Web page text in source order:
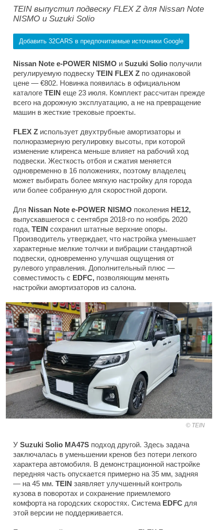
TEIN выпустил подвеску FLEX Z для Nissan Note
NISMO и Suzuki Solio
Добавить 32CARS в предпочитаемые источники Google
Nissan Note e-POWER NISMO и Suzuki Solio получили
регулируемую подвеску TEIN FLEX Z по одинаковой
цене — €802. Новинка появилась в официальном
каталоге TEIN еще 23 июля. Комплект рассчитан прежде
всего на дорожную эксплуатацию, а не на превращение
машин в жесткие трековые проекты.
FLEX Z использует двухтрубные амортизаторы и
полноразмерную регулировку высоты, при которой
изменение клиренса меньше влияет на рабочий ход
подвески. Жесткость отбоя и сжатия меняется
одновременно в 16 положениях, поэтому владелец
может выбирать более мягкую настройку для города
или более собранную для скоростной дороги.
Для Nissan Note e-POWER NISMO поколения HE12,
выпускавшегося с сентября 2018-го по ноябрь 2020
года, TEIN сохранил штатные верхние опоры.
Производитель утверждает, что настройка уменьшает
характерные мелкие толчки и вибрации стандартной
подвески, одновременно улучшая ощущения от
рулевого управления. Дополнительный плюс —
совместимость с EDFC, позволяющим менять
настройки амортизаторов из салона.
TEIN
У Suzuki Solio MA47S подход другой. Здесь задача
заключалась в уменьшении кренов без потери легкого
характера автомобиля. В демонстрационной настройке
передняя часть опускается примерно на 35 мм, задняя
— на 45 мм. TEIN заявляет улучшенный контроль
кузова в поворотах и сохранение приемлемого
комфорта на городских скоростях. Система EDFC для
этой версии не поддерживается.